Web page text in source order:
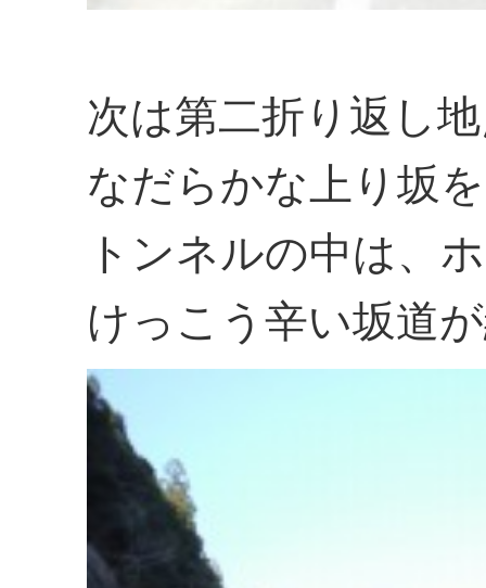
次は第二折り返し
なだらかな上り坂
トンネルの中は、
けっこう辛い坂道